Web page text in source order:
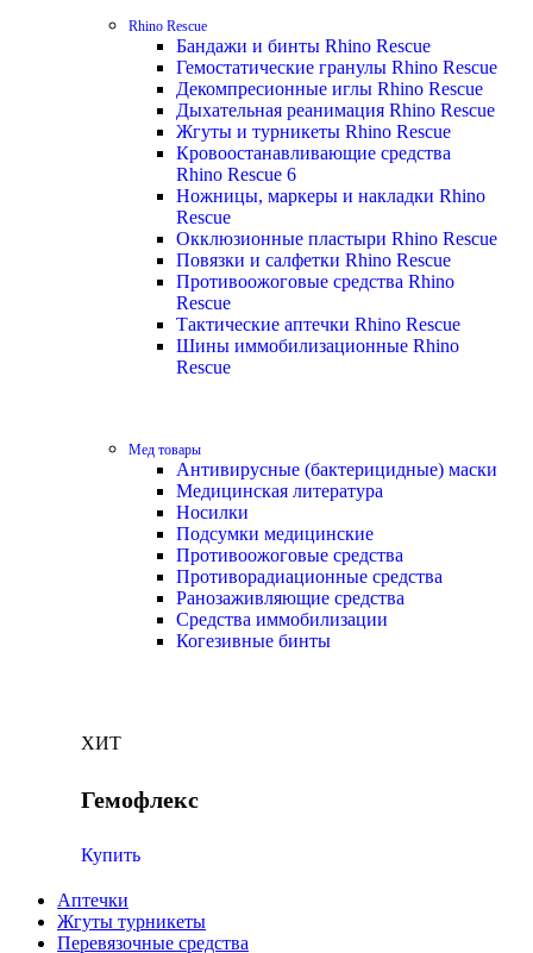
Rhino Rescue
Бандажи и бинты Rhino Rescue
Гемостатические гранулы Rhino Rescue
Декомпресионные иглы Rhino Rescue
Дыхательная реанимация Rhino Rescue
Жгуты и турникеты Rhino Rescue
Кровоостанавливающие средства
Rhino Rescue 6
Ножницы, маркеры и накладки Rhino
Rescue
Окклюзионные пластыри Rhino Rescue
Повязки и салфетки Rhino Rescue
Противоожоговые средства Rhino
Rescue
Тактические аптечки Rhino Rescue
Шины иммобилизационные Rhino
Rescue
Мед товары
Антивирусные (бактерицидные) маски
Медицинская литература
Носилки
Подсумки медицинские
Противоожоговые средства
Противорадиационные средства
Ранозаживляющие средства
Средства иммобилизации
Когезивные бинты
ХИТ
Гемофлекс
Купить
Аптечки
Жгуты турникеты
Перевязочные средства